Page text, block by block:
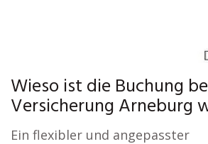
Wieso ist die Buchung
Versicherung Arneburg
Ein flexibler und angepasster